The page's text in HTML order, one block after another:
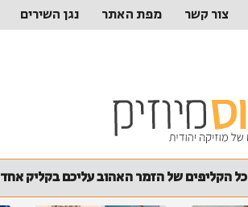
צור קשר מפת האתר נגן השירים
כל הקליפים של הזמר האהוב עליכם בקליק אחד